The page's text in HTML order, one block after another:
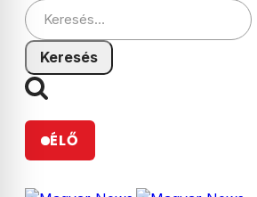
Keresés:
ÉLŐ